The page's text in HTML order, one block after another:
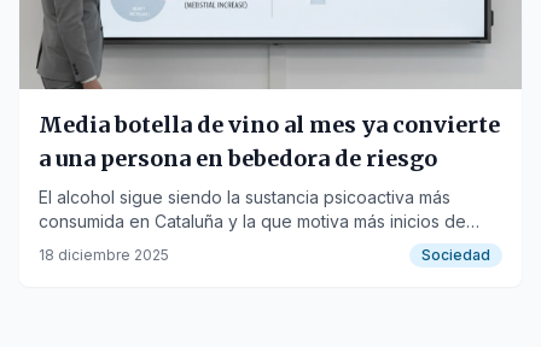
Media botella de vino al mes ya convierte
a una persona en bebedora de riesgo
El alcohol sigue siendo la sustancia psicoactiva más
consumida en Cataluña y la que motiva más inicios de
tratamiento.
18 diciembre 2025 Sociedad